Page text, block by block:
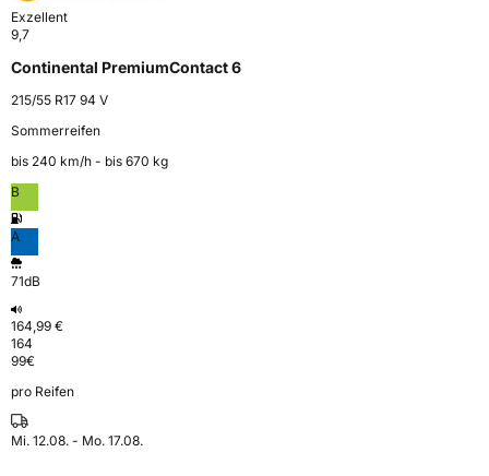
Exzellent
9,7
Continental PremiumContact 6
215/55 R17 94 V
Sommerreifen
bis 240 km⁠/⁠h - bis 670 kg
B
A
71dB
164,99 €
164
99€
pro Reifen
Mi. 12.08. - Mo. 17.08.